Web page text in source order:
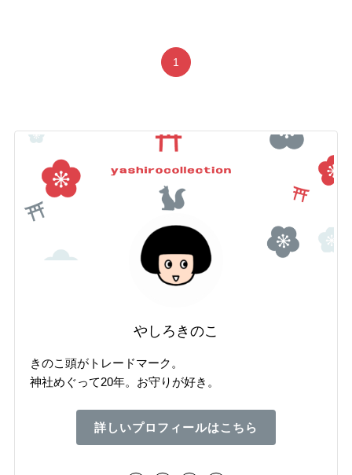
1
やしろきのこ
きのこ頭がトレードマーク。
神社めぐって20年。お守りが好き。
詳しいプロフィールはこちら